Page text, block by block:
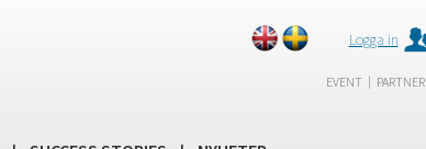
Logga in
EVENT | PARTNER